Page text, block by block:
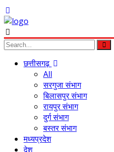
छत्तीसगढ़
All
सरगुजा संभाग
बिलासपुर संभाग
रायपुर संभाग
दुर्ग संभाग
बस्तर संभाग
मध्यप्रदेश
देश